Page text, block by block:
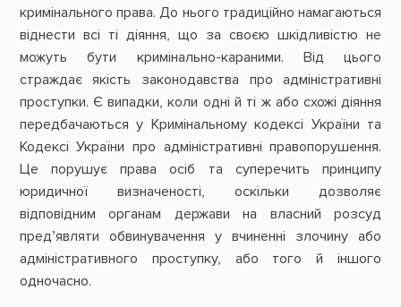
кримінального права. До нього традиційно намагаються
віднести всі ті діяння, що за своєю шкідливістю не
можуть бути кримінально-караними. Від цього
страждає якість законодавства про адміністративні
проступки. Є випадки, коли одні й ті ж або схожі діяння
передбачаються у Кримінальному кодексі України та
Кодексі України про адміністративні правопорушення.
Це порушує права осіб та суперечить принципу
юридичної визначеності, оскільки дозволяє
відповідним органам держави на власний розсуд
пред’являти обвинувачення у вчиненні злочину або
адміністративного проступку, або того й іншого
одночасно.